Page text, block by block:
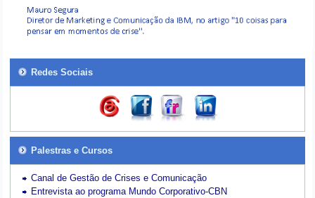
Redes Sociais
Palestras e Cursos
Canal de Gestão de Crises e Comunicação
Entrevista ao programa Mundo Corporativo-CBN